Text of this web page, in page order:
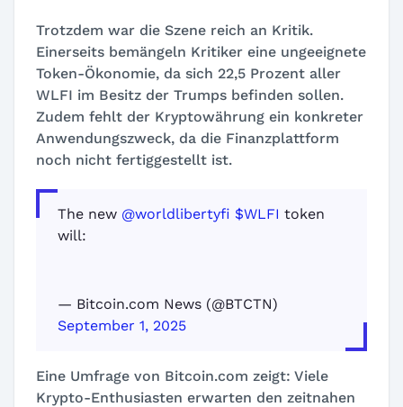
Trotzdem war die Szene reich an Kritik.
Einerseits bemängeln Kritiker eine ungeeignete
Token-Ökonomie, da sich 22,5 Prozent aller
WLFI im Besitz der Trumps befinden sollen.
Zudem fehlt der Kryptowährung ein konkreter
Anwendungszweck, da die Finanzplattform
noch nicht fertiggestellt ist.
The new @worldlibertyfi $WLFI token
will:
— Bitcoin.com News (@BTCTN)
September 1, 2025
Eine Umfrage von Bitcoin.com zeigt: Viele
Krypto-Enthusiasten erwarten den zeitnahen